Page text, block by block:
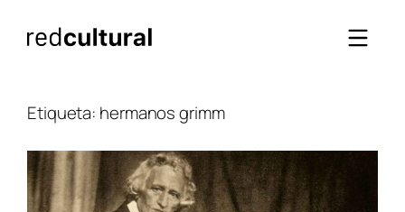
Etiqueta: hermanos grimm